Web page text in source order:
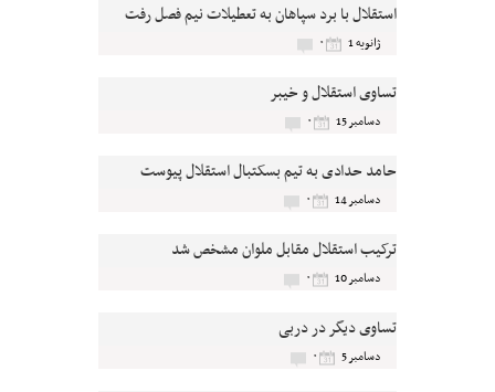
استقلال با برد سپاهان به تعطیلات نیم فصل رفت
ژانویه 1 ۰
تساوی استقلال و خیبر
دسامبر 15 ۰
حامد حدادی به تیم بسکتبال استقلال پیوست
دسامبر 14 ۰
ترکیب استقلال مقابل ملوان مشخص شد
دسامبر 10 ۰
تساوی دیگر در دربی
دسامبر 5 ۰